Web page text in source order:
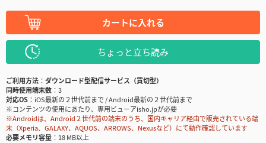
カートに入れる
ちょっと立ち読み
ご利用方法
ダウンロード型配信サービス（買切型）
同時使用端末数
3
対応OS
iOS最新の２世代前まで / Android最新の２世代前まで
※コンテンツの使用にあたり、専用ビューアisho.jpが必要
※Androidは、Android２世代前の端末のうち、国内キャリア経由で販売されている端
末（Xperia、GALAXY、AQUOS、ARROWS、Nexusなど）にて動作確認しています
必要メモリ容量
18 MB以上